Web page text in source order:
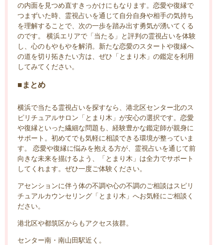
の内面を見つめ直すきっかけにもなります。恋愛や復縁で
つまずいた時、霊視占いを通じて自分自身や相手の気持ち
を理解することで、次の一歩を踏み出す勇気が湧いてくる
のです。 横浜エリアで「当たる」と評判の霊視占いを体験
し、心のもやもやを解消。新たな恋愛のスタートや復縁へ
の道を切り拓きたい方は、ぜひ「とまり木」の鑑定を利用
してみてください。
■まとめ
横浜で当たる霊視占いを探すなら、港北区センター北のス
ピリチュアルサロン「とまり木」が安心の選択です。恋愛
や復縁といった繊細な問題も、経験豊かな鑑定師が親身に
サポート。初めてでも気軽に相談できる環境が整っていま
す。 恋愛や復縁に悩みを抱える方が、霊視占いを通じて前
向きな未来を描けるよう、「とまり木」は全力でサポート
してくれます。ぜひ一度ご体験ください。
アセンションに伴う体の不調や心の不調のご相談はスピリ
チュアルカウンセリング「とまり木」へお気軽にご相談く
ださい。
港北区や都筑区からもアクセス抜群。
センター南・南山田駅近く。